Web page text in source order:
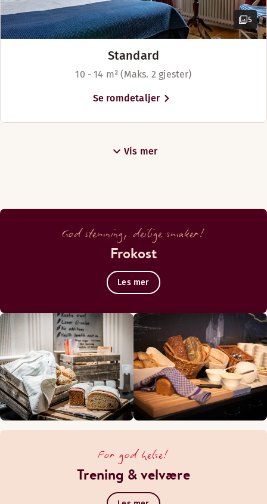
5
Standard
10 - 14 m² (Maks. 2 gjester)
Se romdetaljer
Vis mer
God stemning, deilige smaker!
Frokost
Les mer
For god helse!
Trening & velvære